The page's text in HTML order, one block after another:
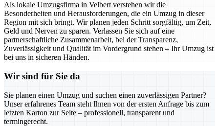
Als lokale Umzugsfirma in Velbert verstehen wir die
Besonderheiten und Herausforderungen, die ein Umzug in dieser
Region mit sich bringt. Wir planen jeden Schritt sorgfältig, um Zeit,
Geld und Nerven zu sparen. Verlassen Sie sich auf eine
partnerschaftliche Zusammenarbeit, bei der Transparenz,
Zuverlässigkeit und Qualität im Vordergrund stehen – Ihr Umzug ist
bei uns in sicheren Händen.
Wir sind für Sie da
Sie planen einen Umzug und suchen einen zuverlässigen Partner?
Unser erfahrenes Team steht Ihnen von der ersten Anfrage bis zum
letzten Karton zur Seite – professionell, transparent und
termingerecht.